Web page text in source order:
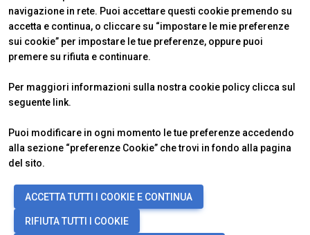
navigazione in rete. Puoi accettare questi cookie premendo su
accetta e continua, o cliccare su “impostare le mie preferenze
sui cookie” per impostare le tue preferenze, oppure puoi
premere su rifiuta e continuare.
Per maggiori informazioni sulla nostra cookie policy clicca sul
seguente link.
Puoi modificare in ogni momento le tue preferenze accedendo
alla sezione “preferenze Cookie” che trovi in fondo alla pagina
del sito.
ACCETTA TUTTI I COOKIE E CONTINUA
RIFIUTA TUTTI I COOKIE
ABOUT
IBE Intermobility Future Ways
Newsletter
VISITARE
Perché visitare
ESPORRE
Perché esporre
Info utili
INFO UTILI
© 2026ITALIAN EXHIBITION GROUP SpA - Via Emilia 155, 47921 Rimini
(Italy) - Registro Imprese Rimini e C.F./P.I. 00139440408 - Cap. Soc.
52.214.897 i.v. -Copyright & disclaimer